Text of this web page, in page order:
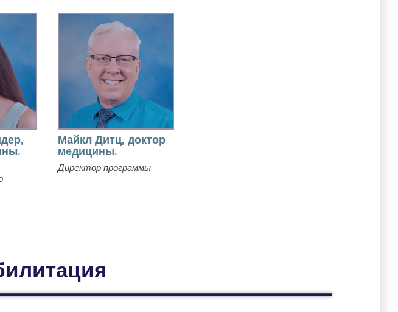
Майкл Дитц, доктор
медицины.
Директор программы